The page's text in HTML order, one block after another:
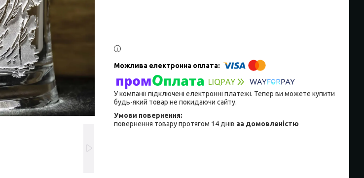
У компанії підключені електронні платежі. Тепер ви можете купити
будь-який товар не покидаючи сайту.
повернення товару протягом 14 днів за домовленістю